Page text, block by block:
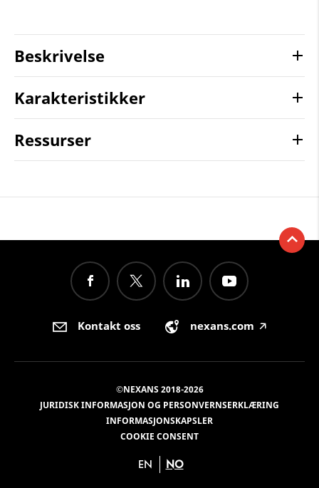
Beskrivelse
Karakteristikker
Ressurser
Kontakt oss nexans.com 🡥
©NEXANS 2018-2026
JURIDISK INFORMASJON OG PERSONVERNSERKLÆRING
INFORMASJONSKAPSLER
COOKIE CONSENT
EN NO